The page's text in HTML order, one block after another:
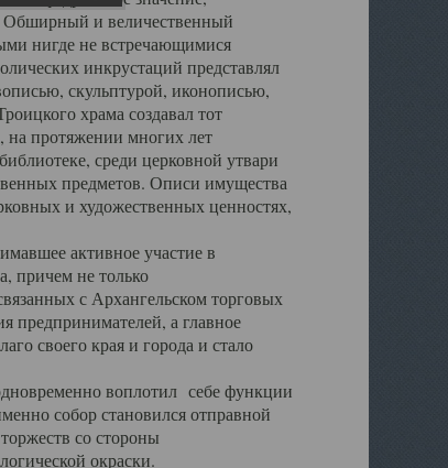
Обширный и величественный
нигде не встречающимися
инкрустаций представлял
скульптурой, иконописью,
храма создавал тот
на протяжении многих лет
среди церковной утвари
предметов. Описи имущества
и художественных ценностях,
активное участие в
причем не только
с Архангельском торговых
предпринимателей, а главное
своего края и города и стало
воплотил себе функции
собор становился отправной
со стороны
окраски.